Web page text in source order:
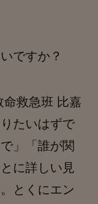
ですか？
命救急班 比嘉
たいはずで
」「誰が関
に詳しい見
とくにエン